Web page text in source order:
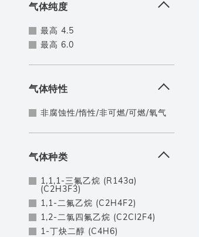
气体纯度
最高 4.5
最高 6.0
气体特性
非腐蚀性/惰性/非可燃/可燃/氧气
气体种类
1,1,1-三氟乙烷 (R143a)
(C2H3F3)
1,1-二氟乙烷 (C2H4F2)
1,2-二氯四氟乙烷 (C2Cl2F4)
1-丁炔二醇 (C4H6)